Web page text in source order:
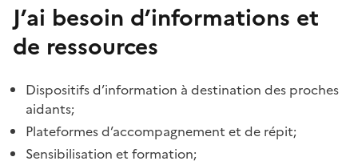
J’ai besoin d’informations et
de ressources
Dispositifs d’information à destination des proches
aidants;
Plateformes d’accompagnement et de répit;
Sensibilisation et formation;